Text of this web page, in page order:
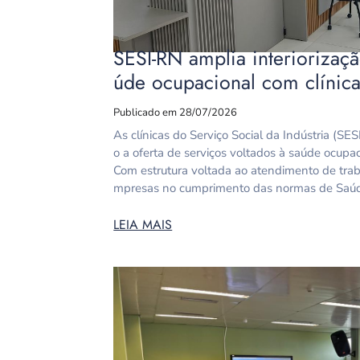
SESI-RN amplia
úde ocupacional com
Publicado em 28/07/2026
As clínicas do Serviço Social da Indústria
o a oferta de serviços voltados à saúde
Com estrutura voltada ao atendimento de
mpresas no cumprimento das normas de
LEIA MAIS